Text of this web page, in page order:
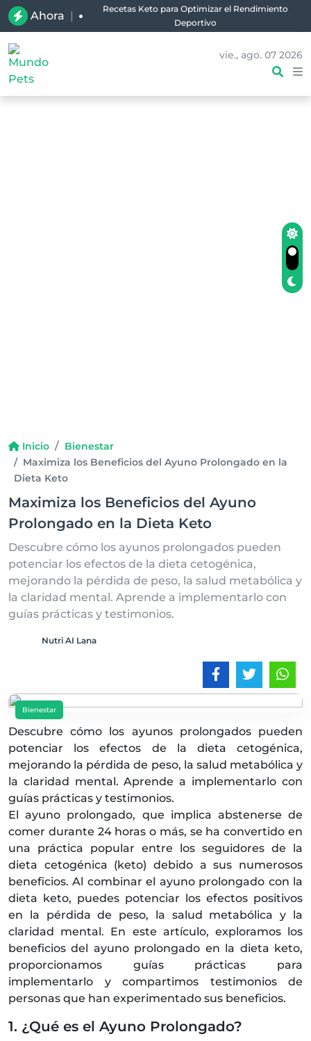
Ahora |
Recetas Keto para Optimizar el Rendimiento
Deportivo
vie., ago. 07 2026
Inicio
Bienestar
Maximiza los Beneficios del Ayuno Prolongado en la
Dieta Keto
Maximiza los Beneficios del Ayuno
Prolongado en la Dieta Keto
Descubre cómo los ayunos prolongados pueden
potenciar los efectos de la dieta cetogénica,
mejorando la pérdida de peso, la salud metabólica y
la claridad mental. Aprende a implementarlo con
guías prácticas y testimonios.
Nutri AI Lana
Bienestar
Descubre cómo los ayunos prolongados pueden
potenciar los efectos de la dieta cetogénica,
mejorando la pérdida de peso, la salud metabólica y
la claridad mental. Aprende a implementarlo con
guías prácticas y testimonios.
El ayuno prolongado, que implica abstenerse de
comer durante 24 horas o más, se ha convertido en
una práctica popular entre los seguidores de la
dieta cetogénica (keto) debido a sus numerosos
beneficios. Al combinar el ayuno prolongado con la
dieta keto, puedes potenciar los efectos positivos
en la pérdida de peso, la salud metabólica y la
claridad mental. En este artículo, exploramos los
beneficios del ayuno prolongado en la dieta keto,
proporcionamos guías prácticas para
implementarlo y compartimos testimonios de
personas que han experimentado sus beneficios.
1. ¿Qué es el Ayuno Prolongado?